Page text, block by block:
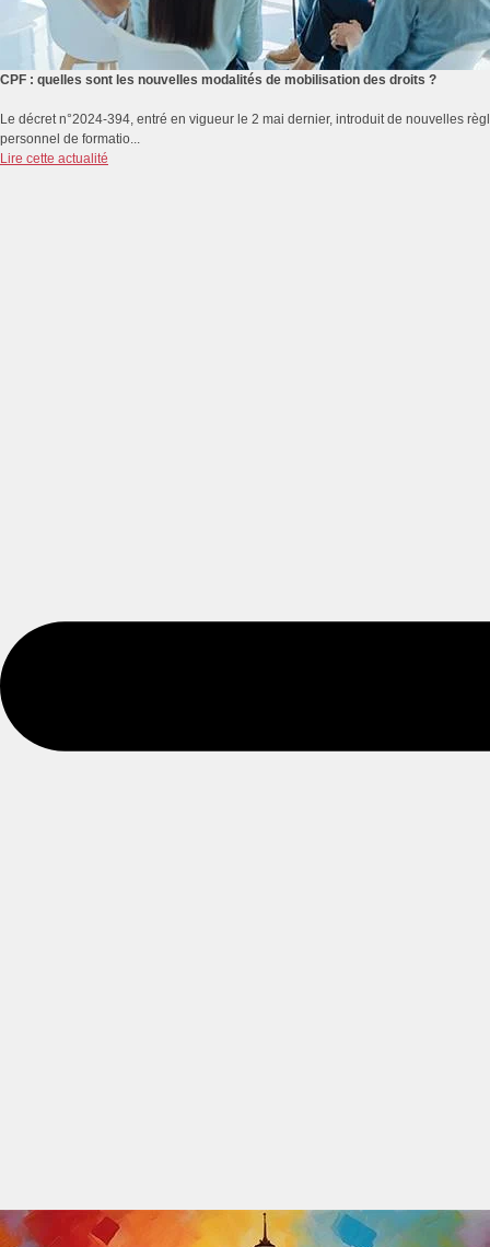
CPF : quelles sont les nouvelles modalités de mobilisation des droits ?
Le décret n°2024-394, entré en vigueur le 2 mai dernier, introduit de nouvelles
personnel de formatio...
Lire cette actualité